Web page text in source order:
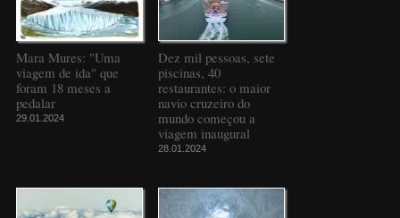
Mara Mures: "Uma
viagem de ida" que
foram 18 meses a
pedalar
29.01.2024
Dez mil pessoas, sete
piscinas, 40
restaurantes: o maior
navio cruzeiro do
mundo começou a
viagem inaugural
28.01.2024